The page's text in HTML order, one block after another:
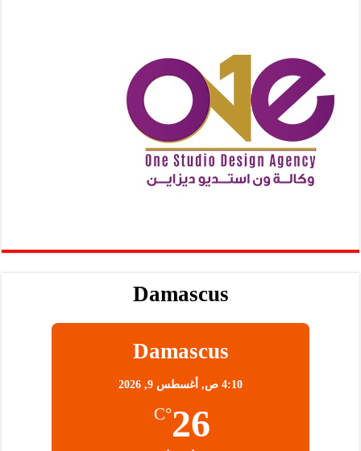
Damascus
Damascus
4:10 ص, أغسطس 9, 2026
26
°C